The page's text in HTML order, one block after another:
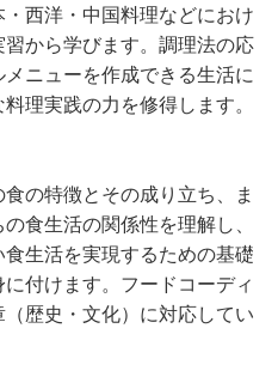
西洋・中国料理などにおけ
から学びます。調理法の応
ニューを作成できる生活に
理実践の力を修得します。
の特徴とその成り立ち、ま
食生活の関係性を理解し、
生活を実現するための基礎
付けます。フードコーディ
歴史・文化）に対応してい